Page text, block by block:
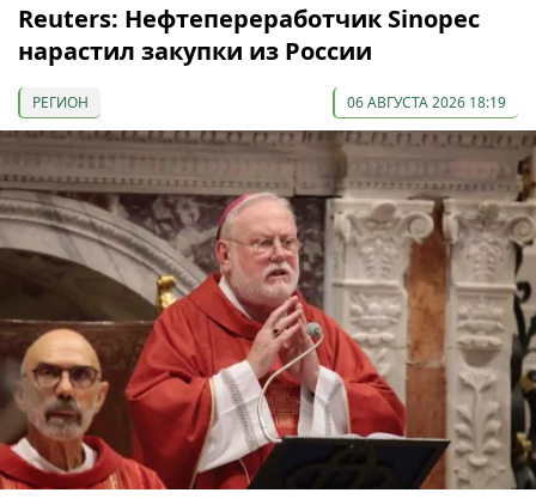
Reuters: Нефтепереработчик Sinopec
нарастил закупки из России
РЕГИОН 06 АВГУСТА 2026 18:19